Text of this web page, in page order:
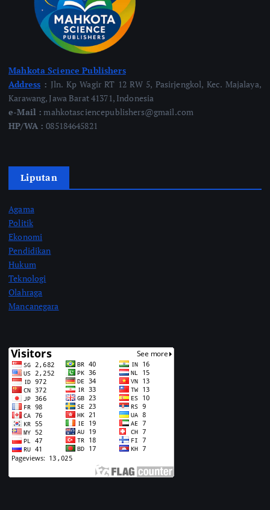
Mahkota Science Publishers
Address : Jln. Kp Wagir RT 12 RW 5, Pasirjengkol, Kec. Majalaya,
Karawang, Jawa Barat 41371, Indonesia
e-Mail : mahkotasciencepublishers@gmail.com
HP/WA :085184645821
Liputan
Agama
Politik
Ekonomi
Pendidikan
Hukum
Teknologi
Olahraga
Mancanegara